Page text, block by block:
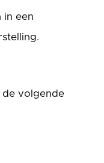
in een
volgende